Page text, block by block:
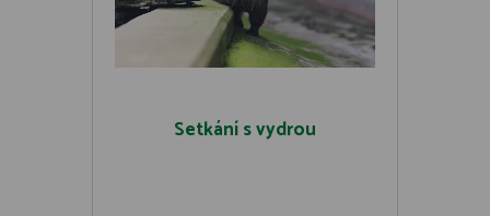
Setkání s vydrou